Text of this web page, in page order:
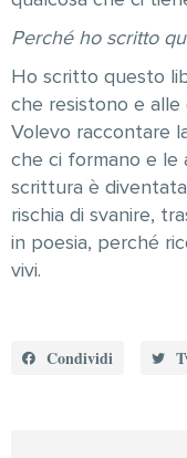
Perché ho scritto
Ho scritto questo
che resistono e alle
Volevo raccontare
che ci formano e le
scrittura è
rischia di svanire,
in poesia, perché
vivi.
Condividi